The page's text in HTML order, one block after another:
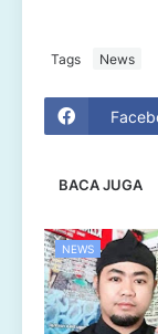
Tags News
BACA JUGA
NEWS